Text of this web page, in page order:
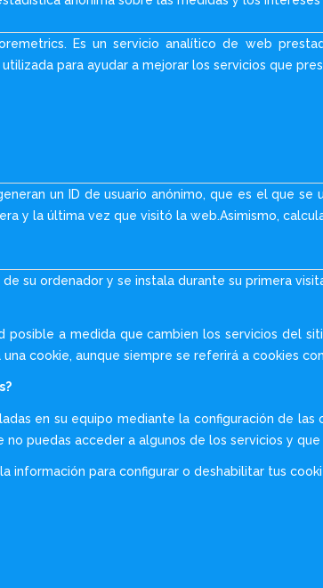
Es un servicio analítico de web
para ayudar a mejorar los servicios que
un ID de usuario anónimo, que es el que
y la última vez que visitó la web.Asimismo,
su ordenador y se instala durante su primera
posible a medida que cambien los servicios del
cookie, aunque siempre se referirá a cookies
en su equipo mediante la configuración de
puedas acceder a algunos de los servicios y
información para configurar o deshabilitar tus